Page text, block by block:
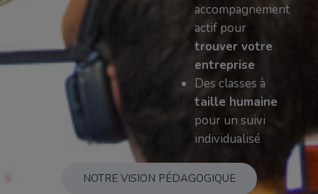
accompagnement
actif pour
trouver votre
entreprise
Des classes à
taille humaine
pour un suivi
individualisé
NOTRE VISION PÉDAGOGIQUE